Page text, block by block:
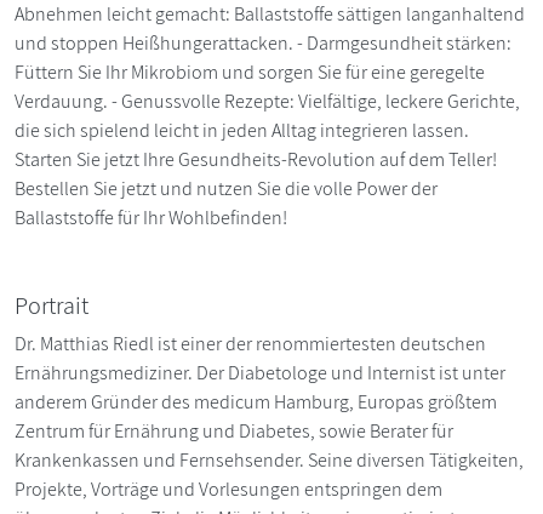
Abnehmen leicht gemacht: Ballaststoffe sättigen langanhaltend
und stoppen Heißhungerattacken. - Darmgesundheit stärken:
Füttern Sie Ihr Mikrobiom und sorgen Sie für eine geregelte
Verdauung. - Genussvolle Rezepte: Vielfältige, leckere Gerichte,
die sich spielend leicht in jeden Alltag integrieren lassen.
Starten Sie jetzt Ihre Gesundheits-Revolution auf dem Teller!
Bestellen Sie jetzt und nutzen Sie die volle Power der
Ballaststoffe für Ihr Wohlbefinden!
Portrait
Dr. Matthias Riedl ist einer der renommiertesten deutschen
Ernährungsmediziner. Der Diabetologe und Internist ist unter
anderem Gründer des medicum Hamburg, Europas größtem
Zentrum für Ernährung und Diabetes, sowie Berater für
Krankenkassen und Fernsehsender. Seine diversen Tätigkeiten,
Projekte, Vorträge und Vorlesungen entspringen dem